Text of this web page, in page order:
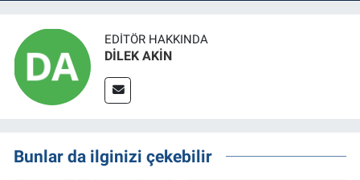
EDITÖR HAKKINDA
DİLEK AKİN
Bunlar da ilginizi çekebilir